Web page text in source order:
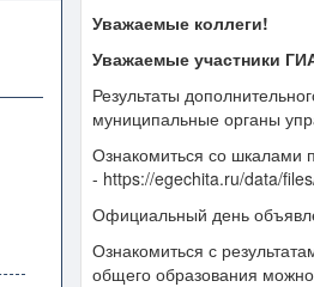
Уважаемые коллеги!
Уважаемые участники
Результаты
муниципальные органы
Ознакомиться со шкалами
- https://egechita.ru/data/
Официальный день
Ознакомиться с
общего образования